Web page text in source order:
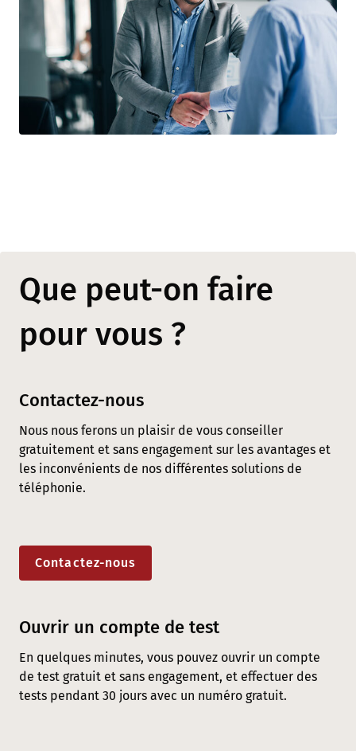
Que peut-on faire
pour vous ?
Contactez-nous
Nous nous ferons un plaisir de vous conseiller
gratuitement et sans engagement sur les avantages et
les inconvénients de nos différentes solutions de
téléphonie.
Contactez-nous
Ouvrir un compte de test
En quelques minutes, vous pouvez ouvrir un compte
de test gratuit et sans engagement, et effectuer des
tests pendant 30 jours avec un numéro gratuit.